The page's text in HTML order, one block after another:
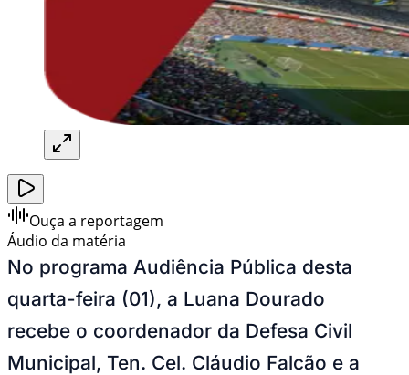
Ouça a reportagem
Áudio da matéria
No programa Audiência Pública desta
quarta-feira (01), a Luana Dourado
recebe o coordenador da Defesa Civil
Municipal, Ten. Cel. Cláudio Falcão e a